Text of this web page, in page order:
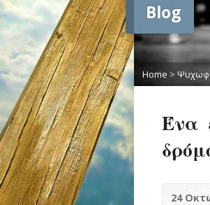
Blog
Home >
Ένα
24